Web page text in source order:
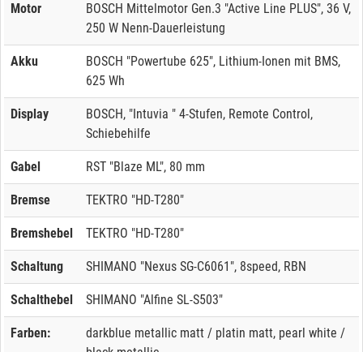
Motor
BOSCH Mittelmotor Gen.3 "Active Line PLUS", 36 V,
250 W Nenn-Dauerleistung
Akku
BOSCH "Powertube 625", Lithium-Ionen mit BMS,
625 Wh
Display
BOSCH, "Intuvia " 4-Stufen, Remote Control,
Schiebehilfe
Gabel RST "Blaze ML", 80 mm
Bremse TEKTRO "HD-T280"
Bremshebel TEKTRO "HD-T280"
Schaltung SHIMANO "Nexus SG-C6061", 8speed, RBN
Schalthebel SHIMANO "Alfine SL-S503"
Farben:
darkblue metallic matt / platin matt, pearl white /